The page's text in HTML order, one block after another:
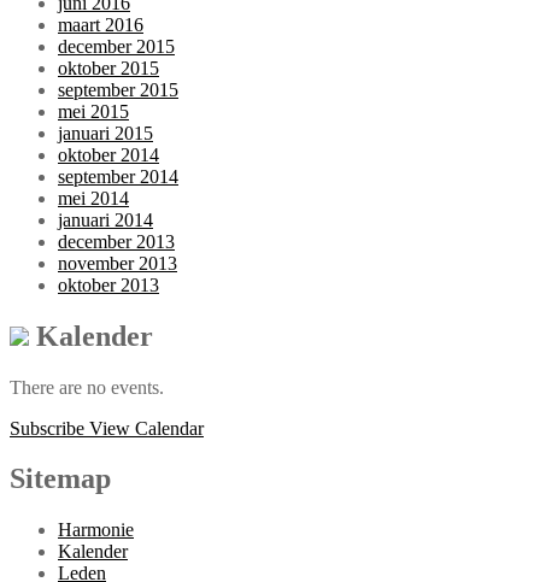
maart 2016
december 2015
oktober 2015
september 2015
mei 2015
januari 2015
oktober 2014
september 2014
mei 2014
januari 2014
december 2013
november 2013
oktober 2013
Kalender
There are no events.
Subscribe View Calendar
Sitemap
Harmonie
Kalender
Leden